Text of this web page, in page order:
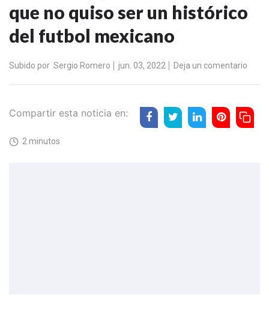
que no quiso ser un histórico
del futbol mexicano
Subido por Sergio Romero jun. 03, 2022 Deja un comentario
Compartir esta noticia en:
2 minutos